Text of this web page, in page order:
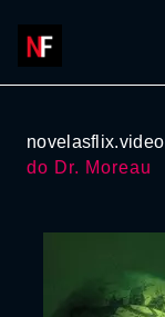
novelasflix.video
do Dr. Moreau